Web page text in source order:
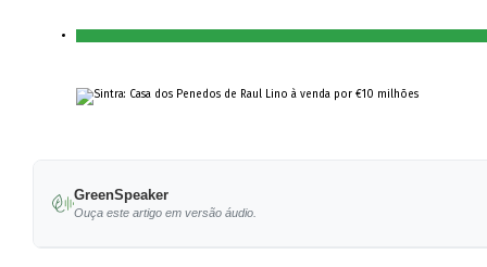
GreenSpeaker
Ouça este artigo em versão áudio.